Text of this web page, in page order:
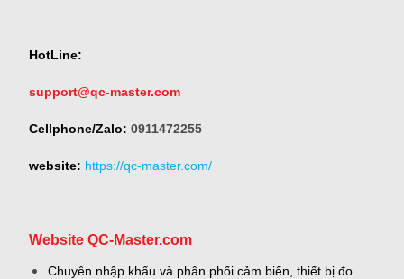
HotLine:
support@qc-master.com
Cellphone/Zalo: 0911472255
website: https://qc-master.com/
Website QC-Master.com
Chuyên nhập khẩu và phân phối cảm biến, thiết bị đo